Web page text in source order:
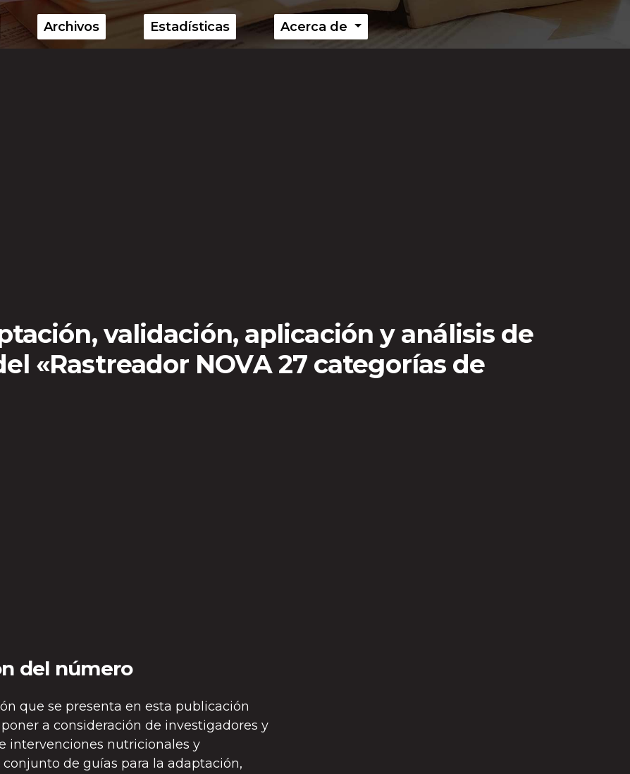
Archivos Estadísticas Acerca de
validación, aplicación y análisis de
«Rastreador NOVA 27 categorías de
del número
que se presenta en esta publicación
a consideración de investigadores y
intervenciones nutricionales y
de guías para la adaptación,